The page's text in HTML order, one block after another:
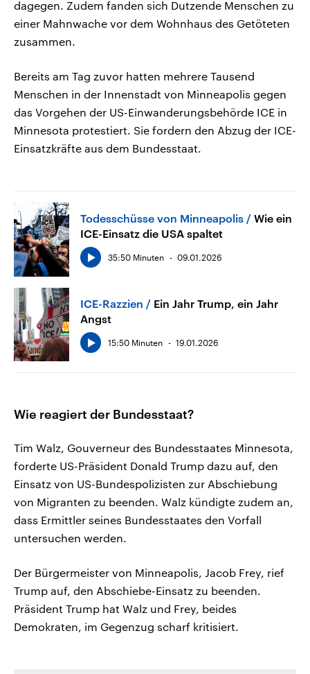
dagegen. Zudem fanden sich Dutzende Menschen zu
einer Mahnwache vor dem Wohnhaus des Getöteten
zusammen.
Bereits am Tag zuvor hatten mehrere Tausend
Menschen in der Innenstadt von Minneapolis gegen
das Vorgehen der US-Einwanderungsbehörde ICE in
Minnesota protestiert. Sie fordern den Abzug der ICE-
Einsatzkräfte aus dem Bundesstaat.
Todesschüsse von Minneapolis
Wie ein
ICE-Einsatz die USA spaltet
35:50 Minuten 09.01.2026
ICE-Razzien
Ein Jahr Trump, ein Jahr
Angst
15:50 Minuten 19.01.2026
Wie reagiert der Bundesstaat?
Tim Walz, Gouverneur des Bundesstaates Minnesota,
forderte US-Präsident Donald Trump dazu auf, den
Einsatz von US-Bundespolizisten zur Abschiebung
von Migranten zu beenden. Walz kündigte zudem an,
dass Ermittler seines Bundesstaates den Vorfall
untersuchen werden.
Der Bürgermeister von Minneapolis, Jacob Frey, rief
Trump auf, den Abschiebe-Einsatz zu beenden.
Präsident Trump hat Walz und Frey, beides
Demokraten, im Gegenzug scharf kritisiert.